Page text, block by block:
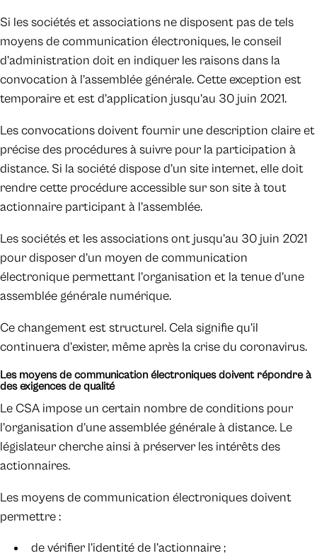
Si les sociétés et associations ne disposent pas de tels
moyens de communication électroniques, le conseil
d’administration doit en indiquer les raisons dans la
convocation à l’assemblée générale. Cette exception est
temporaire et est d’application jusqu’au 30 juin 2021.
Les convocations doivent fournir une description claire et
précise des procédures à suivre pour la participation à
distance. Si la société dispose d’un site internet, elle doit
rendre cette procédure accessible sur son site à tout
actionnaire participant à l’assemblée.
Les sociétés et les associations ont jusqu’au 30 juin 2021
pour disposer d’un moyen de communication
électronique permettant l’organisation et la tenue d’une
assemblée générale numérique.
Ce changement est structurel. Cela signifie qu’il
continuera d’exister, même après la crise du coronavirus.
Les moyens de communication électroniques doivent répondre à
des exigences de qualité
Le CSA impose un certain nombre de conditions pour
l’organisation d’une assemblée générale à distance. Le
législateur cherche ainsi à préserver les intérêts des
actionnaires.
Les moyens de communication électroniques doivent
permettre :
de vérifier l’identité de l’actionnaire ;